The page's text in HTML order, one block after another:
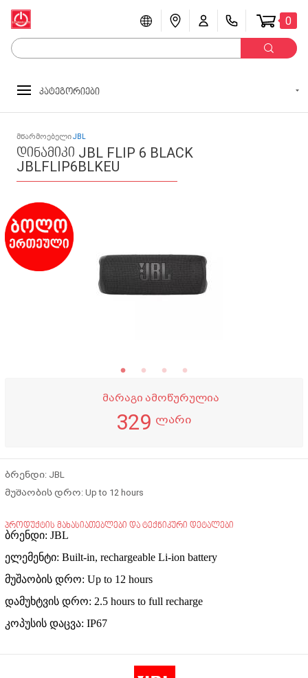
0
კატეგორიები
მწარმოებელიJBL
დინამიკი JBL FLIP 6 BLACK
JBLFLIP6BLKEU
მარაგი ამოწურულია
329 ლარი
ბრენდი: JBL
მუშაობის დრო: Up to 12 hours
პროდუქტის მახასიათებლები და ტექნიკური დეტალები
ბრენდი: JBL
ელემენტი: Built-in, rechargeable Li-ion battery
მუშაობის დრო: Up to 12 hours
დამუხტვის დრო: 2.5 hours to full recharge
კოპუსის დაცვა: IP67